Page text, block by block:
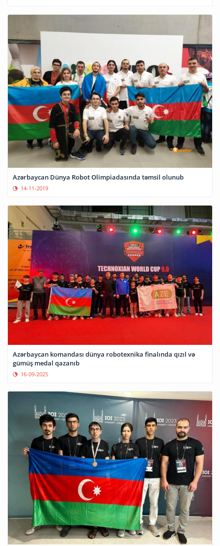
Azərbaycan Dünya Robot Olimpiadasında təmsil olunub
14-11-2019
Azərbaycan komandası dünya robotexnika finalında qızıl və
gümüş medal qazanıb
16-09-2025